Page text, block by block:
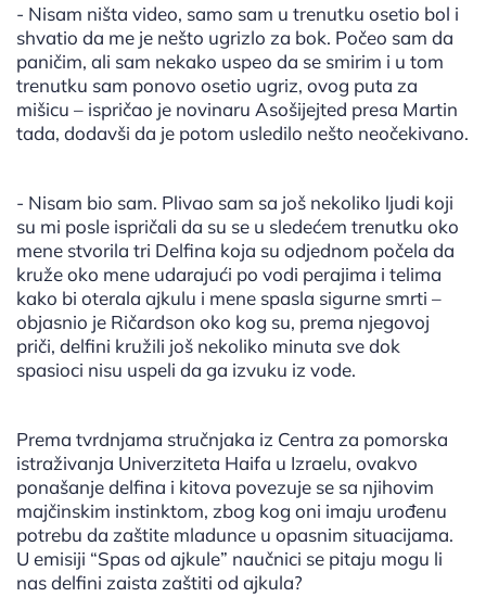
- Nisam ništa video, samo sam u trenutku osetio bol i
shvatio da me je nešto ugrizlo za bok. Počeo sam da
paničim, ali sam nekako uspeo da se smirim i u tom
trenutku sam ponovo osetio ugriz, ovog puta za
mišicu – ispričao je novinaru Asošijejted presa Martin
tada, dodavši da je potom usledilo nešto neočekivano.
- Nisam bio sam. Plivao sam sa još nekoliko ljudi koji
su mi posle ispričali da su se u sledećem trenutku oko
mene stvorila tri Delfina koja su odjednom počela da
kruže oko mene udarajući po vodi perajima i telima
kako bi oterala ajkulu i mene spasla sigurne smrti –
objasnio je Ričardson oko kog su, prema njegovoj
priči, delfini kružili još nekoliko minuta sve dok
spasioci nisu uspeli da ga izvuku iz vode.
Prema tvrdnjama stručnjaka iz Centra za pomorska
istraživanja Univerziteta Haifa u Izraelu, ovakvo
ponašanje delfina i kitova povezuje se sa njihovim
majčinskim instinktom, zbog kog oni imaju urođenu
potrebu da zaštite mladunce u opasnim situacijama.
U emisiji “Spas od ajkule” naučnici se pitaju mogu li
nas delfini zaista zaštiti od ajkula?